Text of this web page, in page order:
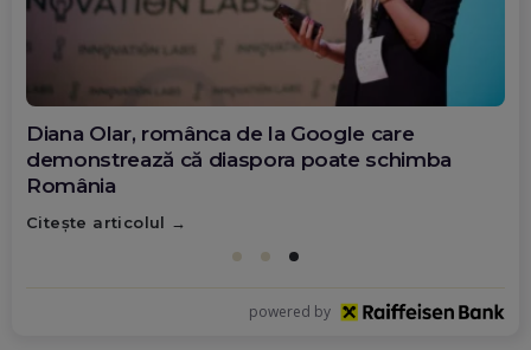
Diana Olar, românca de la Google care
demonstrează că diaspora poate schimba
România
Citește articolul
powered by